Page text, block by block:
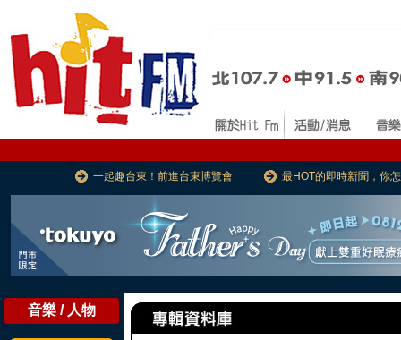
一起趣台東！前進台東博覽會 最HOT的即時新聞，你
音樂 / 人物